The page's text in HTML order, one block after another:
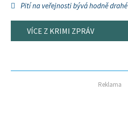
Pití na veřejnosti bývá hodně drahé
VÍCE Z KRIMI ZPRÁV
Reklama